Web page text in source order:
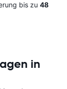
bis zu 48
in